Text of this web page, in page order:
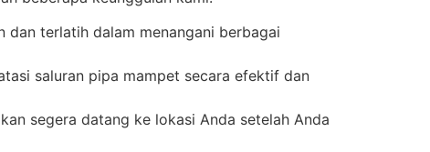
dan terlatih dalam menangani berbagai
saluran pipa mampet secara efektif dan
segera datang ke lokasi Anda setelah Anda